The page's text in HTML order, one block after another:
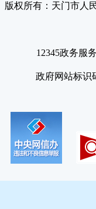
版权所有：天门市
12345政务服
政府网站标